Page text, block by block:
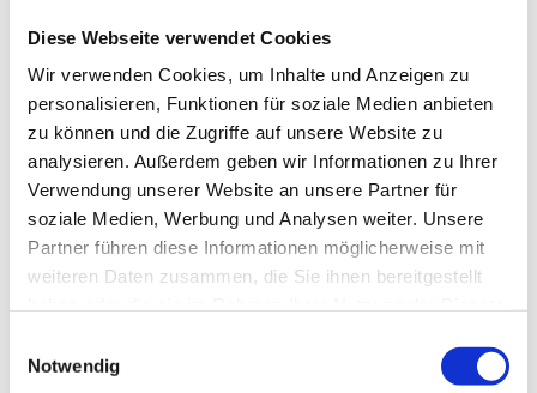
Diese Webseite verwendet Cookies
Wir verwenden Cookies, um Inhalte und Anzeigen zu
personalisieren, Funktionen für soziale Medien anbieten
zu können und die Zugriffe auf unsere Website zu
analysieren. Außerdem geben wir Informationen zu Ihrer
Verwendung unserer Website an unsere Partner für
soziale Medien, Werbung und Analysen weiter. Unsere
Partner führen diese Informationen möglicherweise mit
weiteren Daten zusammen, die Sie ihnen bereitgestellt
Notwendig
2022
Januar 2022
2021
November 2021
September 2021
Juli 2021
Juni 2021